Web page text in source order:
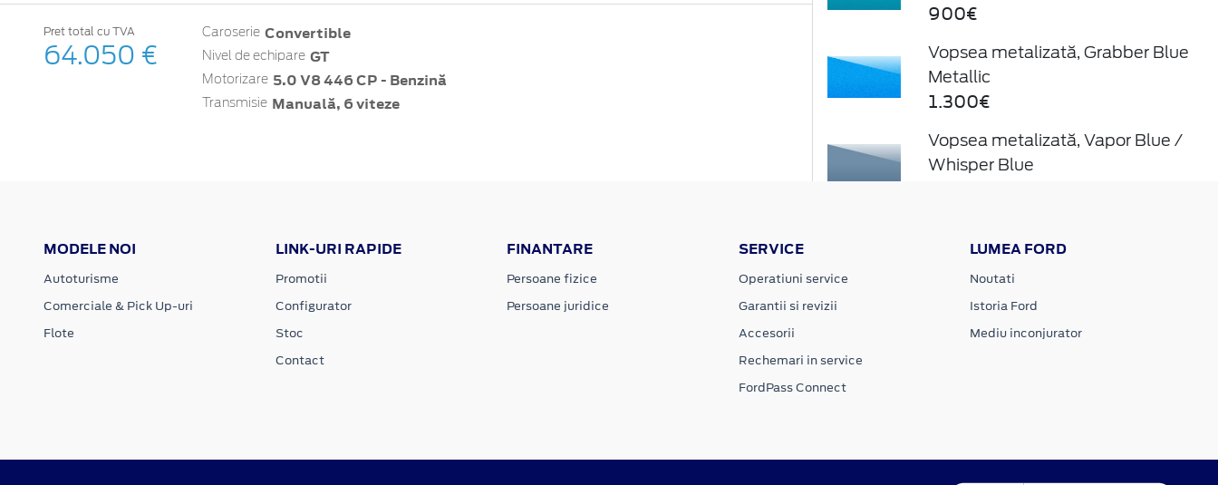
Pret total cu TVA
64.050 €
Caroserie Convertible
Nivel de echipare GT
Motorizare 5.0 V8 446 CP - Benzină
Transmisie Manuală, 6 viteze
900€
Vopsea metalizată, Grabber Blue
Metallic
1.300€
Vopsea metalizată, Vapor Blue /
Whisper Blue
Magenta
1.300€
Vopsea metalizată, Orange Fury
1.300€
MODELE NOI
Autoturisme
Comerciale & Pick Up-uri
Flote
LINK-URI RAPIDE
Promotii
Configurator
Stoc
Contact
FINANTARE
Persoane fizice
Persoane juridice
SERVICE
Operatiuni service
Garantii si revizii
Accesorii
Rechemari in service
FordPass Connect
LUMEA FORD
Noutati
Istoria Ford
Mediu inconjurator